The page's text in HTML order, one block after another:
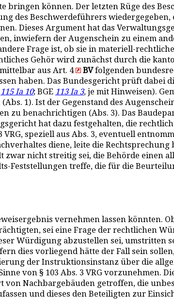
können. Der letzten Rüge des
des Beschwerdeführers
Dieses Argument hat das
inwiefern der Augenschein zu einem
Frage ist, ob sie in materiell-
Gehör wird zunächst durch die
aus Art. 4
BVfolgenden
haben. Das Bundesgericht prüft dabei
115 Ia 10; BGE 113 Ia 3, je mit Hinweisen).
1). Ist der Gegenstand des
benachrichtigen (Abs. 3). Das
hat dazu festgehalten, die
speziell aus Abs. 3, eventuell
diene, leite die Rechtsprechung
zwar nicht streitig sei, die Behörde einen
Feststellungen treffe, die für die
vernehmen lassen könnten.
sei eine Frage der rechtlichen
Würdigung abzustellen sei, umstritten
dies vorliegend hätte der Fall sein
der Instruktionsinstanz über die
von § 103 Abs. 3 VRG vorzunehmen.
von Nachbargebäuden getroffen, die
und dieses den Beteiligten zur